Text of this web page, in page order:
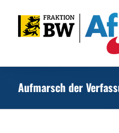
Inhalt
springen
Aufmarsch der